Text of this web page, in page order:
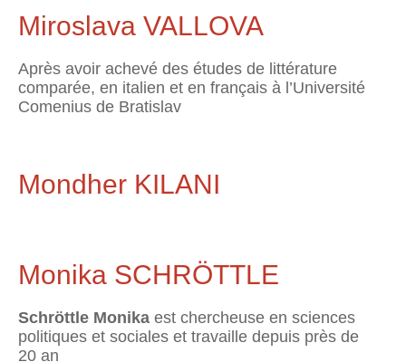
Miroslava VALLOVA
Après avoir achevé des études de littérature
comparée, en italien et en français à l’Université
Comenius de Bratislav
Mondher KILANI
Monika SCHRÖTTLE
Schröttle Monika est chercheuse en sciences
politiques et sociales et travaille depuis près de
20 an